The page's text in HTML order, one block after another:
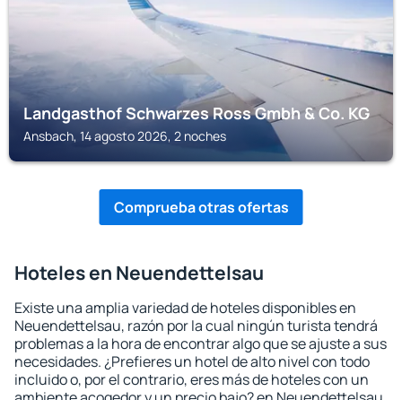
Landgasthof Schwarzes Ross Gmbh & Co. KG
Ansbach, 14 agosto 2026, 2 noches
Comprueba otras ofertas
Hoteles en Neuendettelsau
Existe una amplia variedad de hoteles disponibles en
Neuendettelsau, razón por la cual ningún turista tendrá
problemas a la hora de encontrar algo que se ajuste a sus
necesidades. ¿Prefieres un hotel de alto nivel con todo
incluido o, por el contrario, eres más de hoteles con un